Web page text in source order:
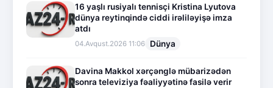
16 yaşlı rusiyalı tennisçi Kristina Lyutova
dünya reytinqində ciddi irəliləyişə imza
atdı
04.Avqust.2026 11:06 Dünya
Davina Makkol xərçənglə mübarizədən
sonra televiziya fəaliyyətinə fasilə verir